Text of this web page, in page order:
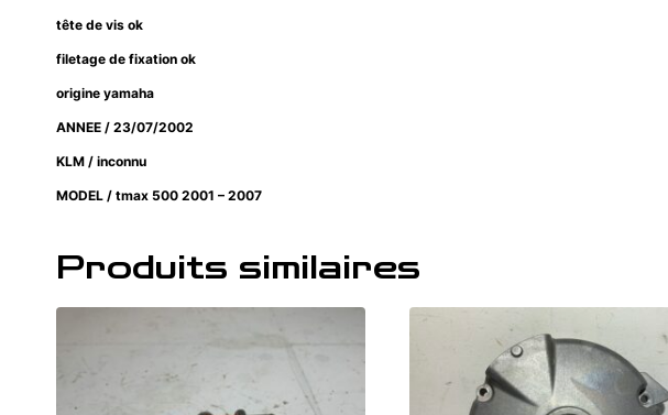
tête de vis ok
filetage de fixation ok
origine yamaha
ANNEE / 23/07/2002
KLM / inconnu
MODEL / tmax 500 2001 – 2007
Produits similaires